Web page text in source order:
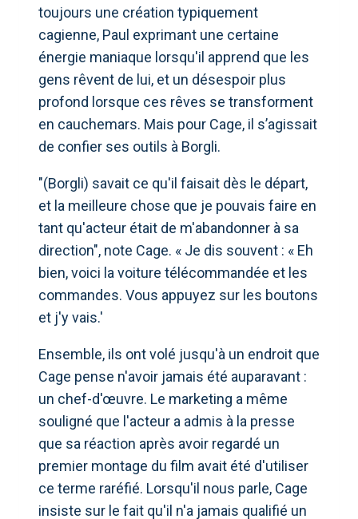
toujours une création typiquement
cagienne, Paul exprimant une certaine
énergie maniaque lorsqu'il apprend que les
gens rêvent de lui, et un désespoir plus
profond lorsque ces rêves se transforment
en cauchemars. Mais pour Cage, il s’agissait
de confier ses outils à Borgli.
"(Borgli) savait ce qu'il faisait dès le départ,
et la meilleure chose que je pouvais faire en
tant qu'acteur était de m'abandonner à sa
direction", note Cage. « Je dis souvent : « Eh
bien, voici la voiture télécommandée et les
commandes. Vous appuyez sur les boutons
et j'y vais.'
Ensemble, ils ont volé jusqu'à un endroit que
Cage pense n'avoir jamais été auparavant :
un chef-d'œuvre. Le marketing a même
souligné que l'acteur a admis à la presse
que sa réaction après avoir regardé un
premier montage du film avait été d'utiliser
ce terme raréfié. Lorsqu'il nous parle, Cage
insiste sur le fait qu'il n'a jamais qualifié un